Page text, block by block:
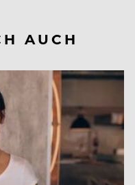
AUCH